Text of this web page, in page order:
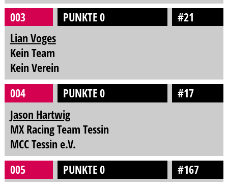
003
PUNKTE 0
#21
Lian Voges
Kein Team
Kein Verein
004
PUNKTE 0
#17
Jason Hartwig
MX Racing Team Tessin
MCC Tessin e.V.
005
PUNKTE 0
#167